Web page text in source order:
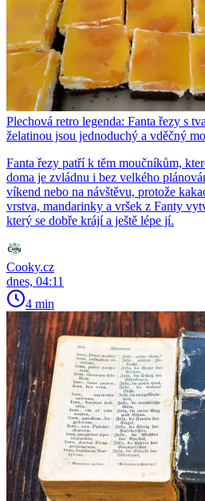
Plechová retro legenda: Fanta řezy s
želatinou jsou jednoduchý a vděčný
Fanta řezy patří k těm moučníkům,
doma je zvládnu i bez velkého
víkend nebo na návštěvu, protože
vrstva, mandarinky a vršek z Fanty
který se dobře krájí a ještě lépe jí.
Cooky.cz
dnes, 04:11
4 min